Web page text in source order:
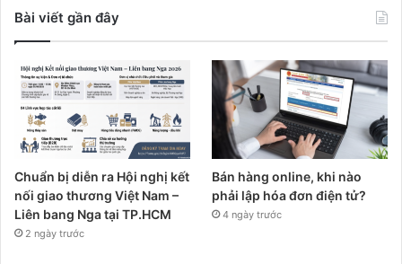
Bài viết gần đây
Chuẩn bị diễn ra Hội nghị kết
nối giao thương Việt Nam –
Liên bang Nga tại TP.HCM
2 ngày trước
Bán hàng online, khi nào
phải lập hóa đơn điện tử?
4 ngày trước